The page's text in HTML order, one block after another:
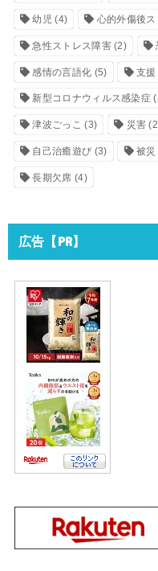
幼児 (4) 心的外傷後
急性ストレス障害(2)
感情の言語化 (5) 支援
新型コロナウィルス感染症
津波ごっこ (3) 災害
自己治癒遊び (3) 被災
長期欠席 (4)
広告【PR】